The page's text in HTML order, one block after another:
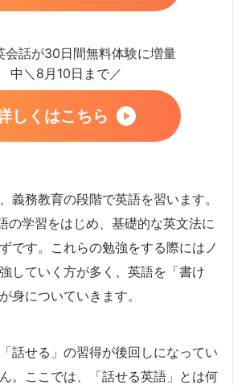
会話が30日間無料体験に増量
中＼8月10日まで／
しくはこちら
義務教育の段階で英語を習います。
の学習をはじめ、基礎的な英文法に
です。これらの勉強をする際にはノ
していく方が多く、英語を「書け
身についていきます。
「話せる」の習得が後回しになってい
。ここでは、「話せる英語」とは何